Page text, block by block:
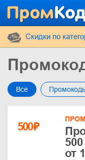
Cкидки по
Все
500₽
от